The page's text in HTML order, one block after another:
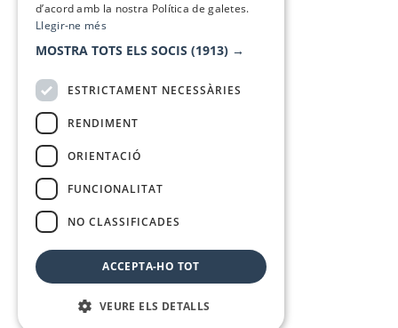
d’acord amb la nostra Política de galetes.
Llegir-ne més
MOSTRA TOTS ELS SOCIS (1913) →
ESTRICTAMENT NECESSÀRIES
RENDIMENT
ORIENTACIÓ
FUNCIONALITAT
NO CLASSIFICADES
ACCEPTA-HO TOT
VEURE ELS DETALLS